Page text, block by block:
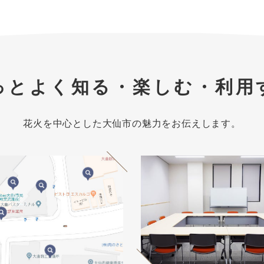
とよく知る・楽しむ・利用
花火を中心とした大仙市の魅力をお伝えします。